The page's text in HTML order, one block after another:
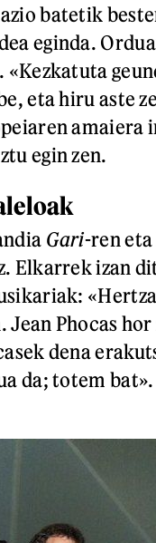
batetik
eginda.
eta hiru aste
amaiera
egin zen.
Gari-ren
Elkarrek izan
Jean Phocas
dena
da; totem bat».